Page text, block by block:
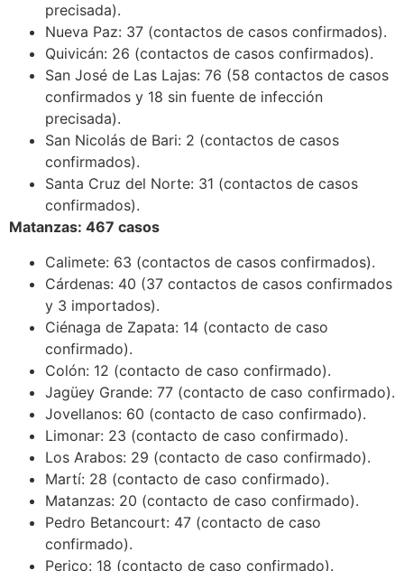
precisada).
Nueva Paz: 37 (contactos de casos confirmados).
Quivicán: 26 (contactos de casos confirmados).
San José de Las Lajas: 76 (58 contactos de casos
confirmados y 18 sin fuente de infección
precisada).
San Nicolás de Bari: 2 (contactos de casos
confirmados).
Santa Cruz del Norte: 31 (contactos de casos
confirmados).
Matanzas: 467 casos
Calimete: 63 (contactos de casos confirmados).
Cárdenas: 40 (37 contactos de casos confirmados
y 3 importados).
Ciénaga de Zapata: 14 (contacto de caso
confirmado).
Colón: 12 (contacto de caso confirmado).
Jagüey Grande: 77 (contacto de caso confirmado).
Jovellanos: 60 (contacto de caso confirmado).
Limonar: 23 (contacto de caso confirmado).
Los Arabos: 29 (contacto de caso confirmado).
Martí: 28 (contacto de caso confirmado).
Matanzas: 20 (contacto de caso confirmado).
Pedro Betancourt: 47 (contacto de caso
confirmado).
Perico: 18 (contacto de caso confirmado).